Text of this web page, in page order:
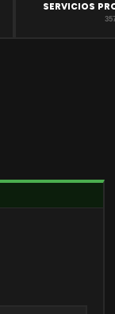
SERVICIOS